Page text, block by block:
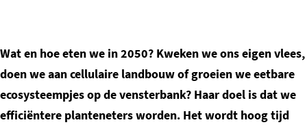
Wat en hoe eten we in 2050? Kweken we ons eigen vlees,
doen we aan cellulaire landbouw of groeien we eetbare
ecosysteempjes op de vensterbank? Haar doel is dat we
efficiëntere planteneters worden. Het wordt hoog tijd